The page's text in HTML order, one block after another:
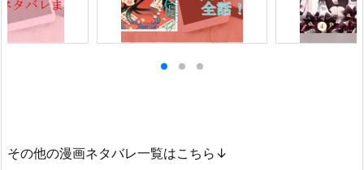
その他の漫画ネタバレ一覧はこちら↓